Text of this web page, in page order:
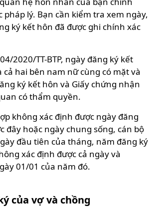
pháp lý. Bạn cần kiểm tra xem ngày,
ký kết hôn đã được ghi chính xác
2020/TT-BTP, ngày đăng ký kết
cả hai bên nam nữ cùng có mặt và
ký kết hôn và Giấy chứng nhận
có thẩm quyền.
không xác định được ngày đăng
đây hoặc ngày chung sống, cán bộ
đầu tiên của tháng, năm đăng ký
xác định được cả ngày và
01/01 của năm đó.
của vợ và chồng